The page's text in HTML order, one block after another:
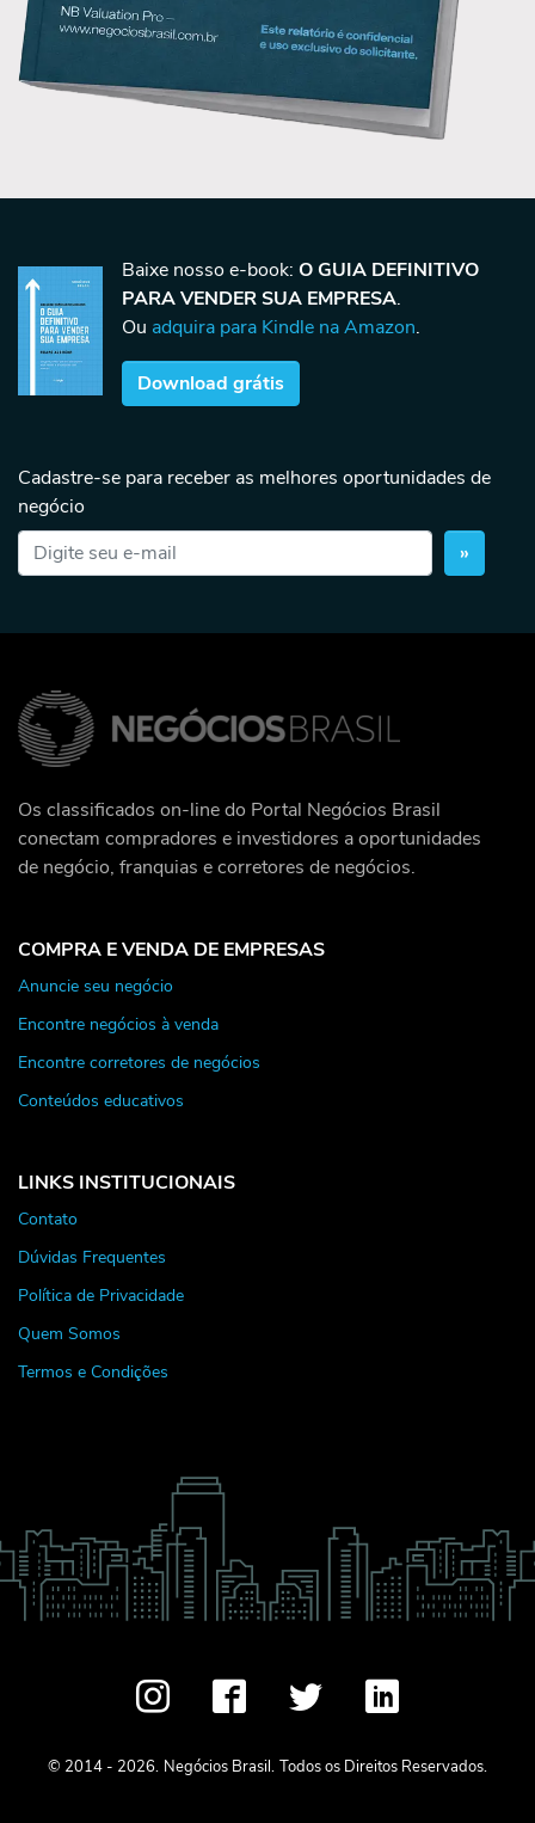
Baixe nosso e-book: O GUIA DEFINITIVO
PARA VENDER SUA EMPRESA.
Ou adquira para Kindle na Amazon.
Download grátis
Cadastre-se para receber as melhores oportunidades de
negócio
»
Os classificados on-line do Portal Negócios Brasil
conectam compradores e investidores a oportunidades
de negócio, franquias e corretores de negócios.
COMPRA E VENDA DE EMPRESAS
Anuncie seu negócio
Encontre negócios à venda
Encontre corretores de negócios
Conteúdos educativos
LINKS INSTITUCIONAIS
Contato
Dúvidas Frequentes
Política de Privacidade
Quem Somos
Termos e Condições
© 2014 - 2026. Negócios Brasil. Todos os Direitos Reservados.